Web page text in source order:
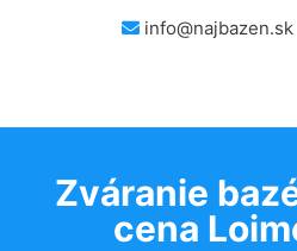
info@najbazen.sk
Zváranie
cena